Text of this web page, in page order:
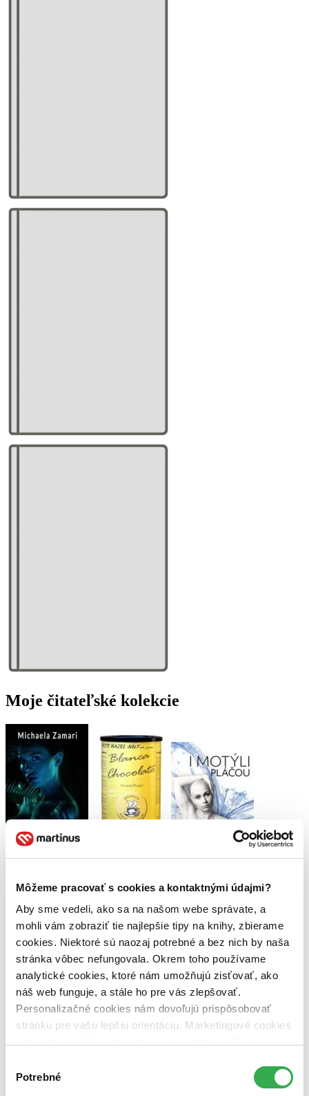
Môžeme pracovať s cookies a kontaktnými údajmi?
Aby sme vedeli, ako sa na našom webe správate, a
mohli vám zobraziť tie najlepšie tipy na knihy, zbierame
cookies. Niektoré sú naozaj potrebné a bez nich by naša
stránka vôbec nefungovala. Okrem toho používame
analytické cookies, ktoré nám umožňujú zisťovať, ako
náš web funguje, a stále ho pre vás zlepšovať.
Personalizačné cookies nám dovoľujú prispôsobovať
stránku pre vašu lepšiu orientáciu. Marketingové cookies
nám pomohlo, keby sme mohli používať všetky tieto
súhlasu
Potrebné
Moje čitateľské kolekcie
Predchádzajúce Ďalšie
Moje aktivity
Alena Česlikovskáprečítala knihu
21.11.2024 20:05